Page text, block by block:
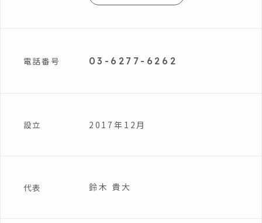
電話番号 03-6277-6262
設立 2017年12月
代表 鈴木 貴大